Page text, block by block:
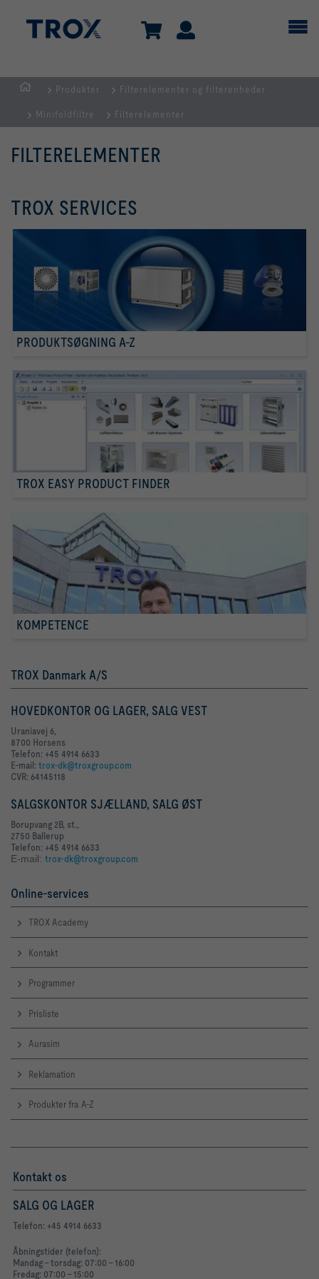
Produkter Filterelementer og filterenheder
Minifoldfiltre Filterelementer
FILTERELEMENTER
TROX SERVICES
PRODUKTSØGNING A-Z
TROX EASY PRODUCT FINDER
KOMPETENCE
TROX Danmark A/S
HOVEDKONTOR OG LAGER, SALG VEST
Uraniavej 6,
8700 Horsens
Telefon: +45 4914 6633
E-mail: trox-dk@troxgroup.com
CVR: 64145118
SALGSKONTOR SJÆLLAND, SALG ØST
Borupvang 2B, st.,
2750 Ballerup
Telefon: +45 4914 6633
E-mail: trox-dk@troxgroup.com
Online-services
TROX Academy
Kontakt
Programmer
Prisliste
Aurasim
Reklamation
Produkter fra A-Z
Kontakt os
SALG OG LAGER
Telefon: +45 4914 6633
Åbningstider (telefon):
Mandag - torsdag: 07:00 - 16:00
Fredag: 07:00 - 15:00